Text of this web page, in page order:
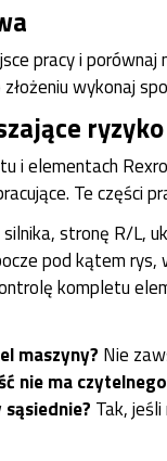
pracy i
wykonaj
i elementach
Te
stronę R/L,
pod kątem
kompletu
maszyny? Nie
nie ma
Tak,